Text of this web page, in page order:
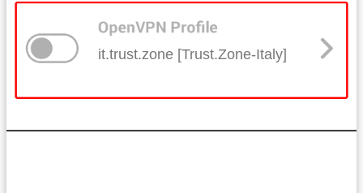
it.trust.zone [Trust.Zone-Italy]